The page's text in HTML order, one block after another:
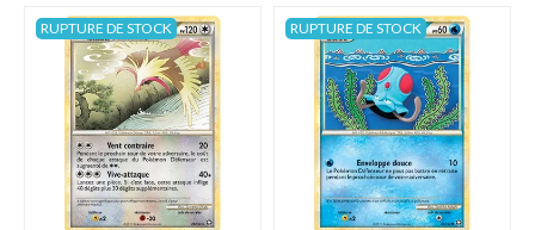
RUPTURE DE STOCK RUPTURE DE STOCK